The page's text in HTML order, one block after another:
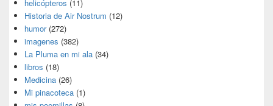
helicópteros (11)
Historia de Air Nostrum (12)
humor(272)
imagenes (382)
La Pluma en mi ala (34)
libros (18)
Medicina (26)
Mi pinacoteca (1)